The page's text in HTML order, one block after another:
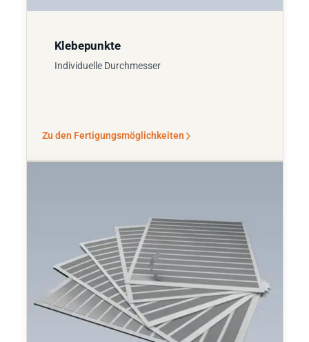
Klebepunkte
Individuelle Durchmesser
Zu den Fertigungsmöglichkeiten